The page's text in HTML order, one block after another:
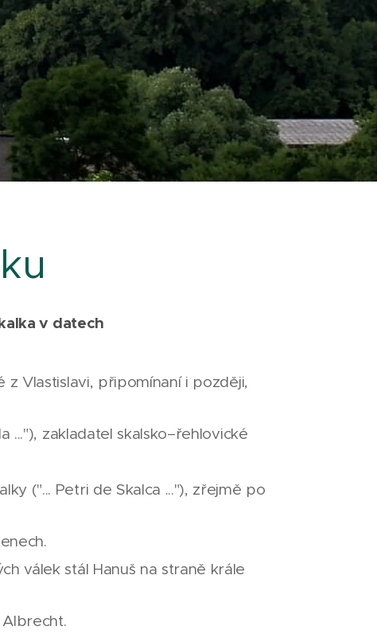
v datech
z Vlastislavi, připomínaní i později,
..."), zakladatel skalsko–řehlovické
("... Petri de Skalca ..."), zřejmě po
válek stál Hanuš na straně krále
Albrecht.